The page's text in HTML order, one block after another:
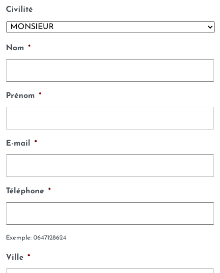
Civilité
Nom *
Prénom *
E-mail *
Téléphone *
Exemple: 0647128624
Ville *